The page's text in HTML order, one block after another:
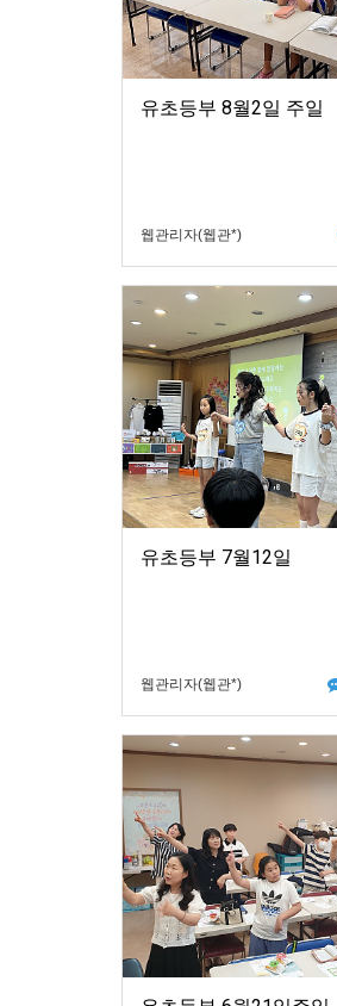
유초등부 8월2일 주일
웹관리자(웹관*)
유초등부 7월12일
웹관리자(웹관*)